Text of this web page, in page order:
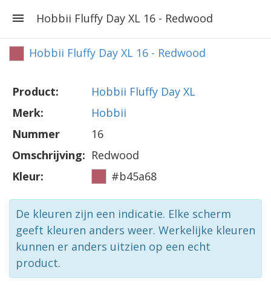
Hobbii Fluffy Day XL 16 - Redwood
Hobbii Fluffy Day XL 16 - Redwood
Product:
Hobbii Fluffy Day XL
Merk:
Hobbii
Nummer
16
Omschrijving: Redwood
Kleur:
#b45a68
De kleuren zijn een indicatie. Elke scherm
geeft kleuren anders weer. Werkelijke kleuren
kunnen er anders uitzien op een echt
product.